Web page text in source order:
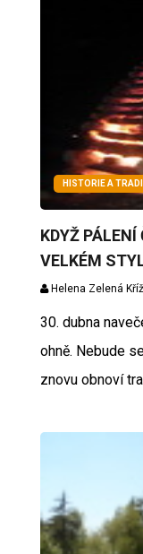
HISTORIE A
KDYŽ
VELKÉM
Helena Zelená
30. dubna
ohně. Nebude
znovu obnoví